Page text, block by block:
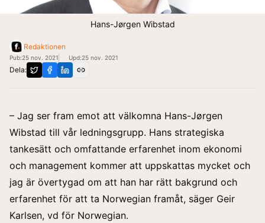
Hans-Jørgen Wibstad
Redaktionen
Pub:25 nov. 2021 Upd:25 nov. 2021
Dela:
Hans-Jørgen Wibstad har utsetts till Chief Financial
– Jag ser fram emot att välkomna Hans-Jørgen
Wibstad till vår ledningsgrupp. Hans strategiska
tankesätt och omfattande erfarenhet inom ekonomi
och management kommer att uppskattas mycket och
jag är övertygad om att han har rätt bakgrund och
erfarenhet för att ta Norwegian framåt, säger Geir
Karlsen, vd för Norwegian.